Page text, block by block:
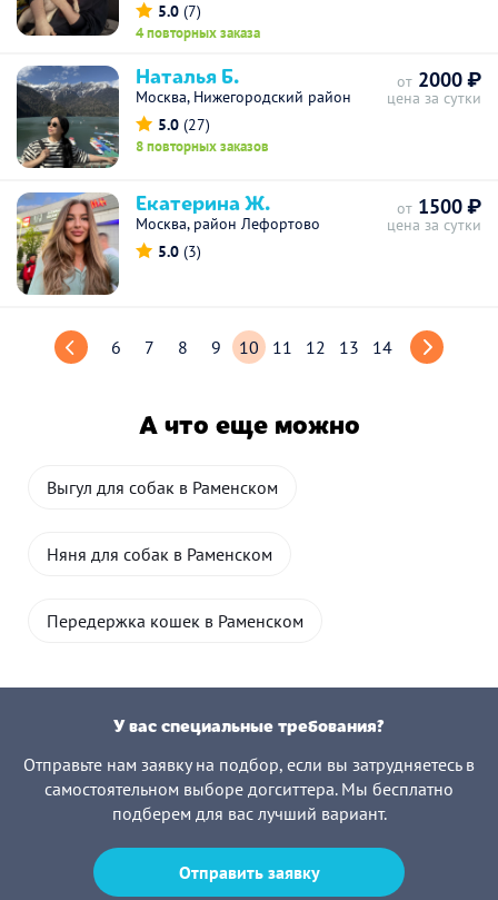
5.0 (7)
4 повторных заказа
Наталья Б.
Москва, Нижегородский район
5.0 (27)
8 повторных заказов
от 2000 ₽
цена за сутки
Екатерина Ж.
Москва, район Лефортово
5.0 (3)
от 1500 ₽
цена за сутки
6 7 8 9 10 11 12 13 14
А что еще можно
Выгул для собак в Раменском
Няня для собак в Раменском
Передержка кошек в Раменском
У вас специальные требования?
Отправьте нам заявку на подбор, если вы затрудняетесь в
самостоятельном выборе догситтера. Мы бесплатно
подберем для вас лучший вариант.
Отправить заявку